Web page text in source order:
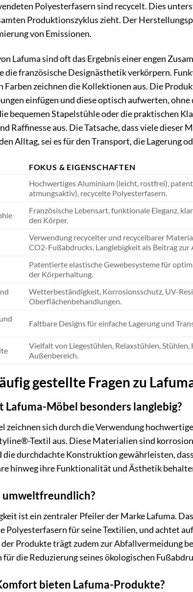
Polyesterfasern sind recycelt. Dies
Produktionszyklus zieht. Der
von Emissionen.
Lafuma sind oft das Ergebnis einer engen
die französische Designästhetik verkörpern.
Farben zeichnen die Kollektionen aus. Die
einfügen und diese optisch aufwerten,
bequemen Stapelstühle oder die praktischen
Raffinesse aus. Die Tatsache, dass viele
Alltag, sei es für den Transport, die Lagerung
FOKUS & EIGENSCHAFTEN
Hochwertiges Aluminium (leicht, rostfrei),
atmungsaktiv), recycelte Polyesterfasern.
Französische Lebensart, funktionale Eleganz,
den Körper.
Verwendung recycelter und recycelbarer
CO2-Fußabdrucks, Langlebigkeit als Beitrag zur
Patentierte elastische Gewebesysteme für
der Körperhaltung.
Wetterbeständigkeit, Korrosionsschutz, UV-
Oberflächenbehandlungen.
Faltbare Designs für einfache Lagerung und
Vielfalt von Liegestühlen, Relaxstühlen,
Außenbereich.
gestellte Fragen zu
Lafuma-Möbel besonders langlebig?
zeichnen sich durch die Verwendung
Textil aus. Diese Materialien sind
die durchdachte Konstruktion gewährleisten,
hinweg ihre Funktionalität und Ästhetik
umweltfreundlich?
ist ein zentraler Pfeiler der Marke Lafuma.
Polyesterfasern für seine Textilien, und achtet
Produkte trägt zudem zur Abfallvermeidung
für die Reduzierung seines ökologischen
bieten Lafuma-Produkte?